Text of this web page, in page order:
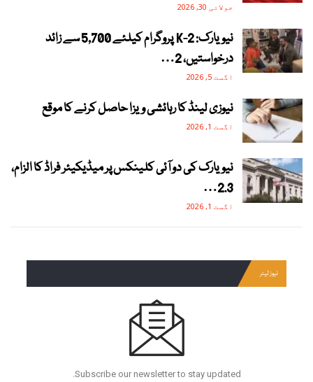
جولائی 30, 2026
نیویارک: 2-K پروگرام کیلئے 5,700 سے زائد
درخواستیں، 2…
اگست 5, 2026
نیوزی لینڈ کا رہائشی ویزا حاصل کرنے کا موقع
اگست 1, 2026
نیویارک کی دو آئی کلینکس پر میڈیکیئر فراڈ کا الزام،
2.3…
اگست 1, 2026
نیوز لیٹر
Subscribe our newsletter to stay updated.